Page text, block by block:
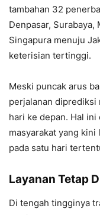
tambahan 32
Denpasar, Surabaya,
Singapura menuju
keterisian tertinggi.
Meski puncak arus
perjalanan diprediksi
hari ke depan. Hal
masyarakat yang
pada satu hari
Layanan Tetap
Di tengah tingginya